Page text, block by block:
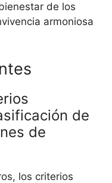
de los
armoniosa
de
de
los criterios